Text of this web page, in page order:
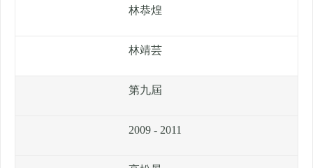
林恭煌
林靖芸
第九屆
2009 - 2011